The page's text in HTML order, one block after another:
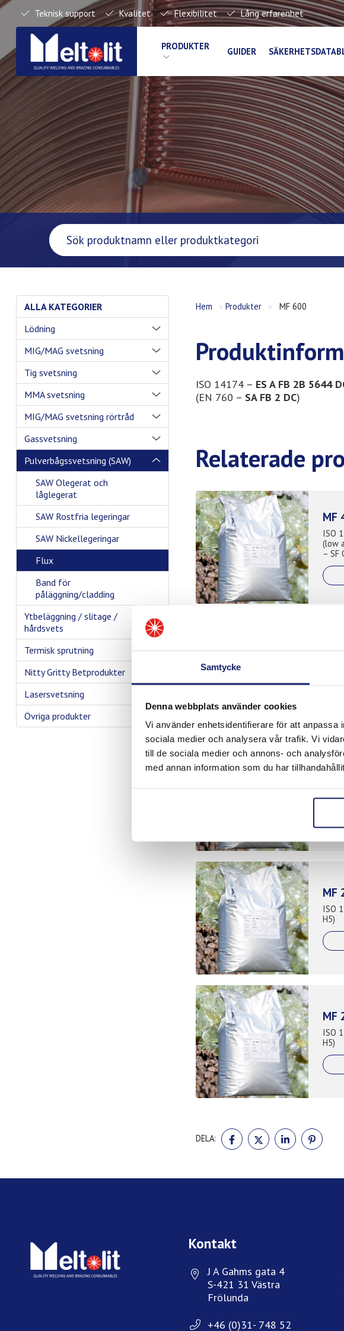
Samtycke
Denna webbplats använder cookies
Vi använder enhetsidentifierare för att anpassa
sociala medier och analysera vår trafik. Vi
till de sociala medier och annons- och
med annan information som du har
Teknisk support Kvalitet Flexibilitet Lång erfarenhet
PRODUKTER GUIDER
ALLA KATEGORIER
Lödning
MIG/MAG svetsning
Tig svetsning
MMA svetsning
MIG/MAG svetsning rörtråd
Gassvetsning
Pulverbågssvetsning (SAW)
SAW Olegerat och
låglegerat
SAW Rostfria legeringar
SAW Nickellegeringar
Flux
Band för
påläggning/cladding
Ytbeläggning / slitage /
hårdsvets
Termisk sprutning
Nitty Gritty Betprodukter
Lasersvetsning
Övriga produkter
Hem »Produkter » MF 600
ISO 14174 – ES A FB 2B 5644
(EN 760 – SA FB 2 DC)
Relaterade
MF
ISO
(low
– SF
ISO
MF
MF
ISO
H5)
MF
ISO
H5)
DELA:
DELA
PÅ
DELA
PÅ
DELA
PÅ
PÅ
Kontakt
J A Gahms gata 4
S-421 31 Västra
Frölunda
+46 (0)31- 748 52